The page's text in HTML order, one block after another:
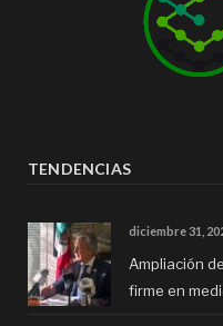
TENDENCIAS
diciembre 31,
Ampliación
firme en